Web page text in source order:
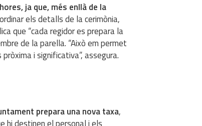
ja que, més enllà de la
els detalls de la cerimònia,
que “cada regidor es prepara la
de la parella. “Això em permet
i significativa”, assegura.
prepara una nova taxa,